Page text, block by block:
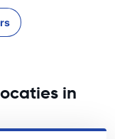
in
in Zagreb